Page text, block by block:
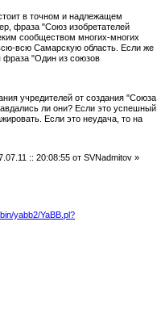
в точном и надлежащем
фраза "Союз изобретателей
сообществом многих-многих
всю Самарскую область. Если же
фраза "Один из союзов
учредителей от создания "Союза
ли они? Если это успешный
Если это неудача, то на
:: 20:08:55 от SVNadmitov »
yabb2/YaBB.pl?